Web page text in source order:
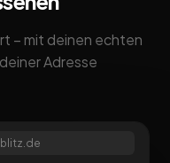
– mit deinen echten
Adresse